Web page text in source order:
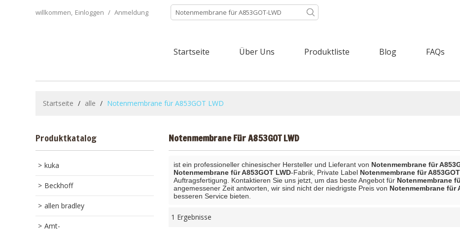
willkommen, Einloggen / Anmeldung
Startseite Über Uns Produktliste Blog FAQs
Startseite / alle / Notenmembrane für A853GOT LWD
Produktkatalog
kuka
Beckhoff
allen bradley
Amt-
Notenmembrane Für A853GOT LWD
ist ein professioneller chinesischer Hersteller und Lieferant von Notenmembrane für
Notenmembrane für A853GOT LWD-Fabrik, Private Label Notenmembrane für
Auftragsfertigung. Kontaktieren Sie uns jetzt, um das beste Angebot für Notenmembrane
angemessener Zeit antworten, wir sind nicht der niedrigste Preis von Notenmembrane für
besseren Service bieten.
1 Ergebnisse